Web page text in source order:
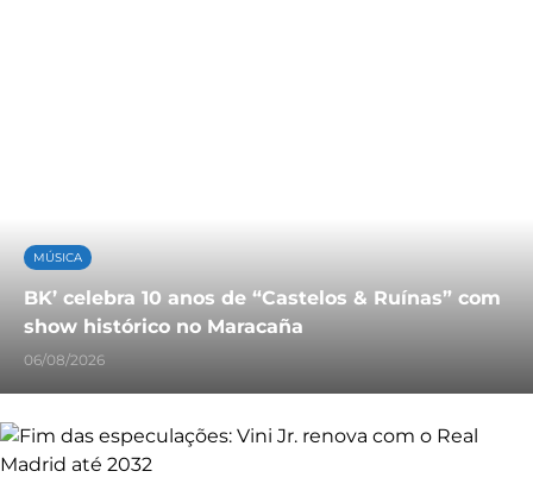
MÚSICA
BK’ celebra 10 anos de “Castelos & Ruínas” com
show histórico no Maracaña
06/08/2026